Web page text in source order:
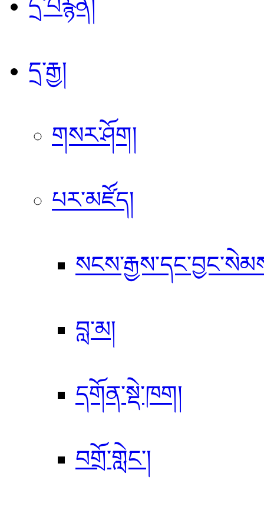
དྲ་བརྙན།
དྲ་རྒྱ།
གསར་ཤོག།
པར་མཛོད།
བླ་མ།
དགོན་སྡེ་ཁག།
བགྲོ་གླེང་།